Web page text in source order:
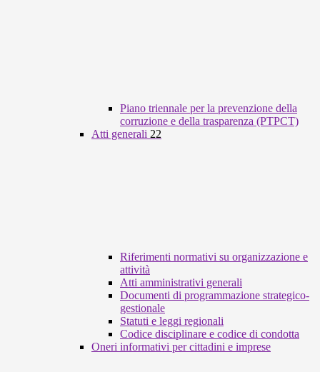
Piano triennale per la prevenzione della
corruzione e della trasparenza (PTPCT)
Atti generali 22
Riferimenti normativi su organizzazione e
attività
Atti amministrativi generali
Documenti di programmazione strategico-
gestionale
Statuti e leggi regionali
Codice disciplinare e codice di condotta
Oneri informativi per cittadini e imprese